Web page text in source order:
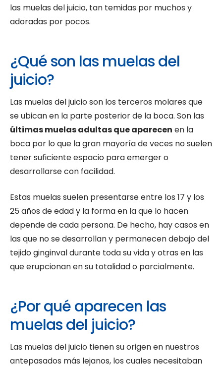
las muelas del juicio, tan temidas por muchos y
adoradas por pocos.
¿Qué son las muelas del
juicio?
Las muelas del juicio son los terceros molares que
se ubican en la parte posterior de la boca. Son las
últimas muelas adultas que aparecen en la
boca por lo que la gran mayoría de veces no suelen
tener suficiente espacio para emerger o
desarrollarse con facilidad.
Estas muelas suelen presentarse entre los 17 y los
25 años de edad y la forma en la que lo hacen
depende de cada persona. De hecho, hay casos en
las que no se desarrollan y permanecen debajo del
tejido ginginval durante toda su vida y otras en las
que erupcionan en su totalidad o parcialmente.
¿Por qué aparecen las
muelas del juicio?
Las muelas del juicio tienen su origen en nuestros
antepasados más lejanos, los cuales necesitaban